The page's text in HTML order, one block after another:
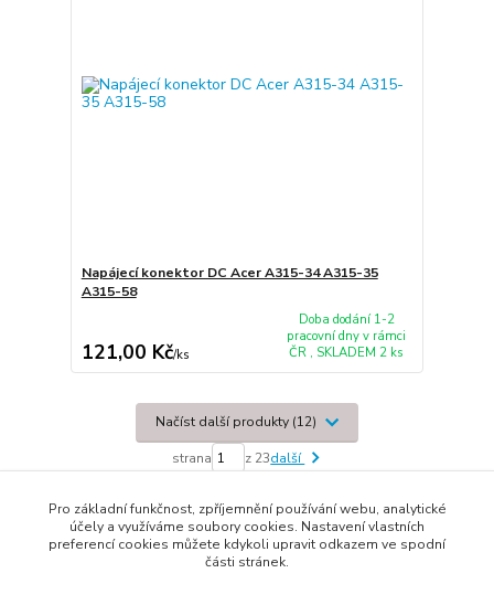
Napájecí konektor DC Acer A315-34 A315-35
A315-58
121,00 Kč/ks
Doba dodání 1-2
pracovní dny v rámci
ČR , SKLADEM 2 ks
Načíst další produkty (12)
strana z 23další
Pro základní funkčnost, zpříjemnění používání webu, analytické
účely a využíváme soubory cookies. Nastavení vlastních
preferencí cookies můžete kdykoli upravit odkazem ve spodní
části stránek.